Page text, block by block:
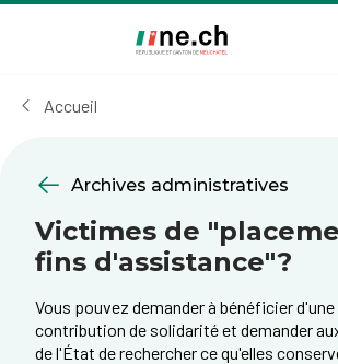
cookies
Accueil
Archives administratives
Victimes de
fins d'assistance"?
Vous pouvez demander à bénéficier d'une
contribution de solidarité et demander
de l'État de rechercher ce qu'elles